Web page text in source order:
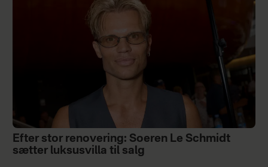
Efter stor renovering: Soeren Le Schmidt
sætter luksusvilla til salg